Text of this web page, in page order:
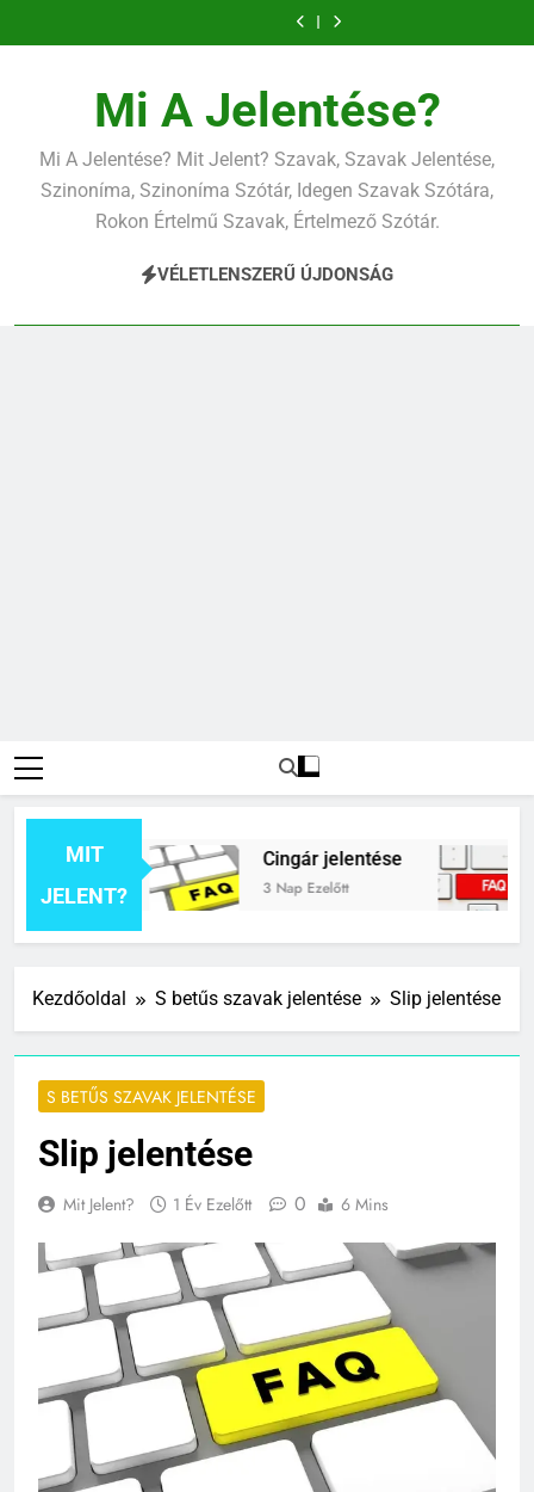
a
Mi A Jelentése?
Mi A Jelentése? Mit Jelent? Szavak, Szavak Jelentése,
Szinoníma, Szinoníma Szótár, Idegen Szavak Szótára,
Rokon Értelmű Szavak, Értelmező Szótár.
VÉLETLENSZERŰ ÚJDONSÁG
MIT
JELENT?
Cingár jelentése
3 Nap Ezelőtt 6
Kezdőoldal S betűs szavak jelentése Slip jelentése
S BETŰS SZAVAK JELENTÉSE
Slip jelentése
Mit Jelent? 1 Év Ezelőtt 0 6 Mins